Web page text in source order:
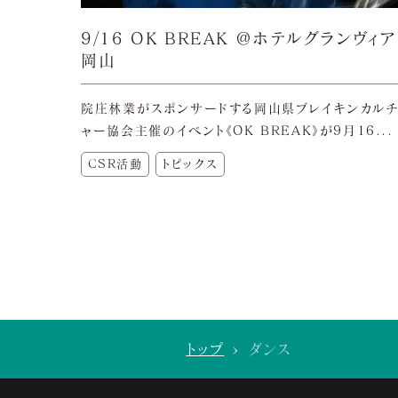
9/16 OK BREAK ＠ホテルグランヴィア
岡山
院庄林業がスポンサードする岡山県ブレイキンカル
ャー協会主催のイベント《OK BREAK》が9月16...
CSR活動 トピックス
トップ > ダンス